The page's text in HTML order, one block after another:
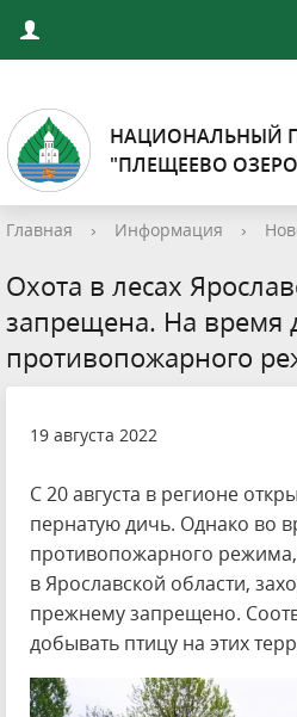
НАЦИОНАЛЬНЫЙ
"ПЛЕЩЕЕВО
Главная › Информация ›
Охота в лесах
запрещена. На время
противопожарного
19 августа 2022
С 20 августа в регионе
пернатую дичь. Однако во
противопожарного
в Ярославской области,
прежнему запрещено.
добывать птицу на этих